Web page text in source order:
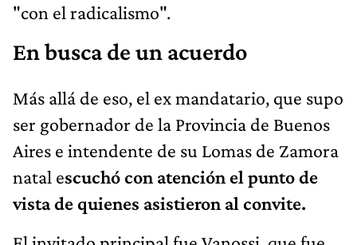
"con el radicalismo".
En busca de un acuerdo
Más allá de eso, el ex mandatario, que supo
ser gobernador de la Provincia de Buenos
Aires e intendente de su Lomas de Zamora
natal escuchó con atención el punto de
vista de quienes asistieron al convite.